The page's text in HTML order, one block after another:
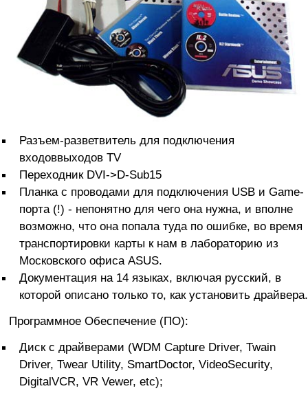
Разъем-разветвитель для подключения
входоввыходов TV
Переходник DVI->D-Sub15
Планка с проводами для подключения USB и Game-
порта (!) - непонятно для чего она нужна, и вполне
возможно, что она попала туда по ошибке, во время
транспортировки карты к нам в лабораторию из
Московского офиса ASUS.
Документация на 14 языках, включая русский, в
которой описано только то, как установить драйвера.
Программное Обеспечение (ПО):
Диск с драйверами (WDM Capture Driver, Twain
Driver, Twear Utility, SmartDoctor, VideoSecurity,
DigitalVCR, VR Vewer, etc);